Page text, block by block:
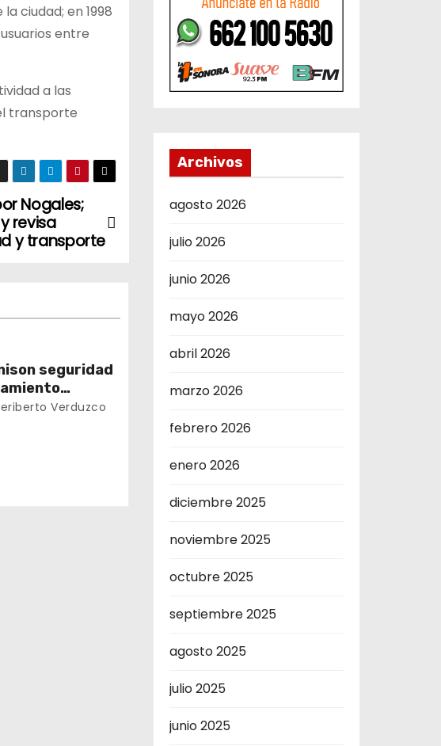
ciudad; en 1998
entre
a las
transporte
Nogales;
revisa
y transporte
seguridad
accidente
Verduzco
Archivos
agosto 2026
julio 2026
junio 2026
mayo 2026
abril 2026
marzo 2026
febrero 2026
enero 2026
diciembre 2025
noviembre 2025
octubre 2025
septiembre 2025
agosto 2025
julio 2025
junio 2025